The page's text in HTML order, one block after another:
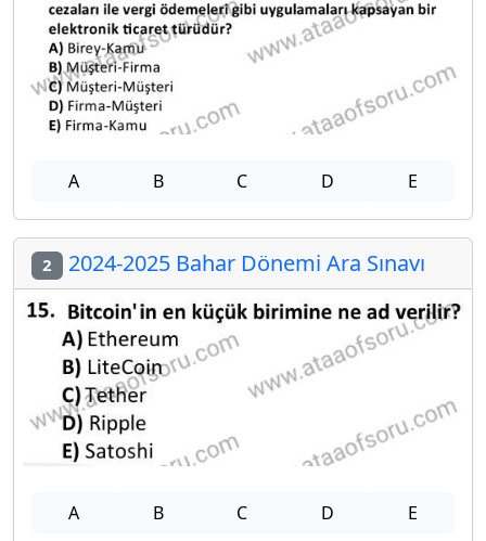
A B C D E
2 2024-2025 Bahar Dönemi Ara Sınavı
A B C D E